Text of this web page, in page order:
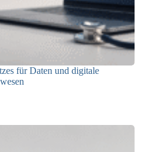
für Daten und digitale